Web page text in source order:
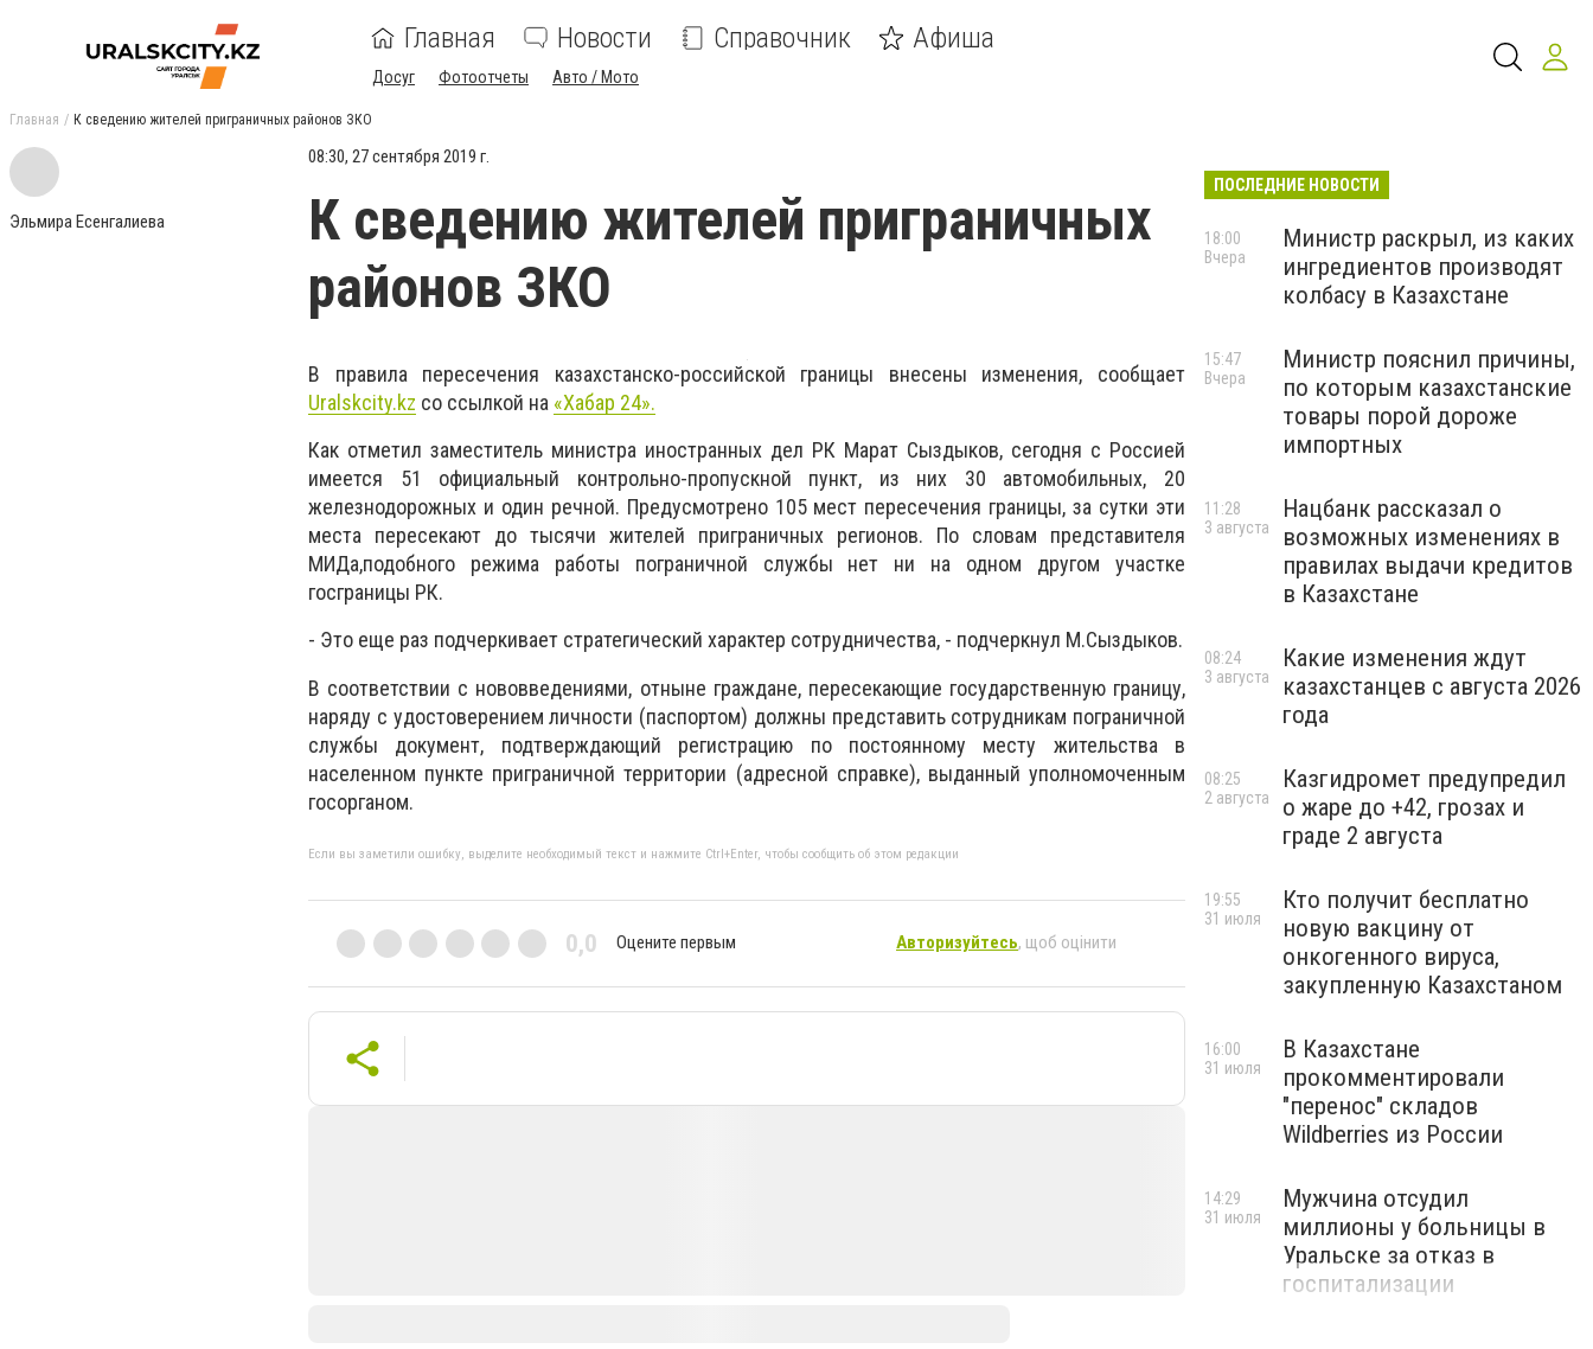
Главная Новости Справочник Афиша
Досуг Фотоотчеты Авто / Мото
Главная К сведению жителей приграничных районов ЗКО
Эльмира Есенгалиева
08:30, 27 сентября 2019 г.
К сведению жителей приграничных
районов ЗКО
В правила пересечения казахстанско-российской границы внесены изменения, сообщает
Uralskcity.kz со ссылкой на «Хабар 24».
Как отметил заместитель министра иностранных дел РК Марат Сыздыков, сегодня с Россией
имеется 51 официальный контрольно-пропускной пункт, из них 30 автомобильных, 20
железнодорожных и один речной. Предусмотрено 105 мест пересечения границы, за сутки эти
места пересекают до тысячи жителей приграничных регионов. По словам представителя
МИДа,подобного режима работы пограничной службы нет ни на одном другом участке
госграницы РК.
- Это еще раз подчеркивает стратегический характер сотрудничества, - подчеркнул М.Сыздыков.
В соответствии с нововведениями, отныне граждане, пересекающие государственную границу,
наряду с удостоверением личности (паспортом) должны представить сотрудникам пограничной
службы документ, подтверждающий регистрацию по постоянному месту жительства в
населенном пункте приграничной территории (адресной справке), выданный уполномоченным
госорганом.
Если вы заметили ошибку, выделите необходимый текст и нажмите Ctrl+Enter, чтобы сообщить об этом редакции
0,0 Оцените первым Авторизуйтесь, щоб оцінити
ПОСЛЕДНИЕ НОВОСТИ
Министр раскрыл, из каких
ингредиентов производят
колбасу в Казахстане
18:00
Вчера
Министр пояснил причины,
по которым казахстанские
товары порой дороже
импортных
15:47
Вчера
Нацбанк рассказал о
возможных изменениях в
правилах выдачи кредитов
в Казахстане
11:28
3 августа
Какие изменения ждут
казахстанцев с августа 2026
года
08:24
3 августа
Казгидромет предупредил
о жаре до +42, грозах и
граде 2 августа
08:25
2 августа
Кто получит бесплатно
новую вакцину от
онкогенного вируса,
закупленную Казахстаном
19:55
31 июля
В Казахстане
прокомментировали
"перенос" складов
Wildberries из России
16:00
31 июля
Мужчина отсудил
миллионы у больницы в
Уральске за отказ в
госпитализации
14:29
31 июля